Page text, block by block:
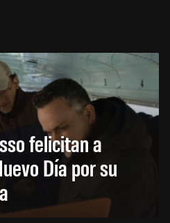
felicitan a
Día por su